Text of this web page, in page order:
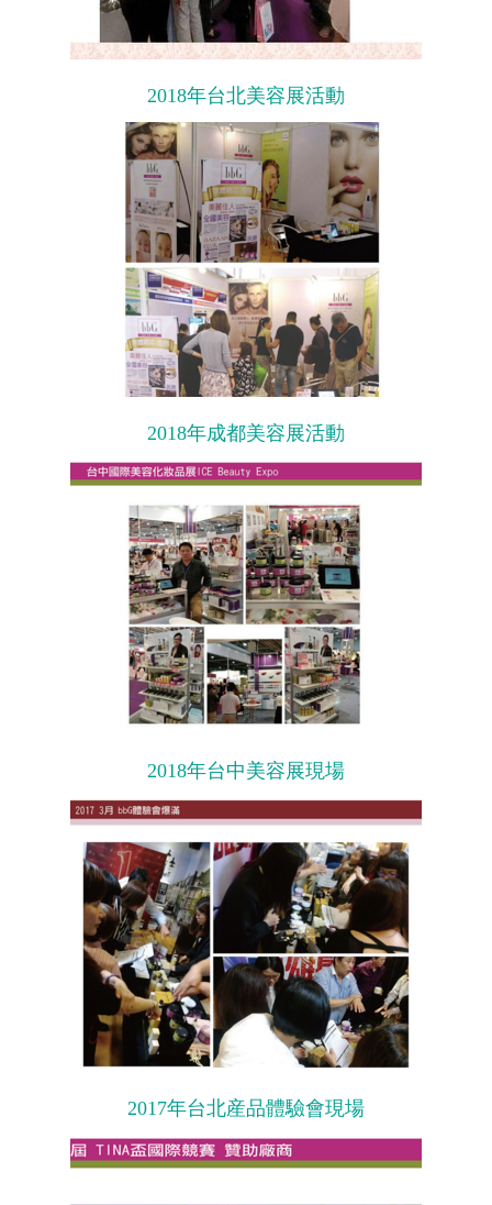
2018年台北美容展活動
2018年成都美容展活動
2018年台中美容展現場
2017年台北産品體驗會現場